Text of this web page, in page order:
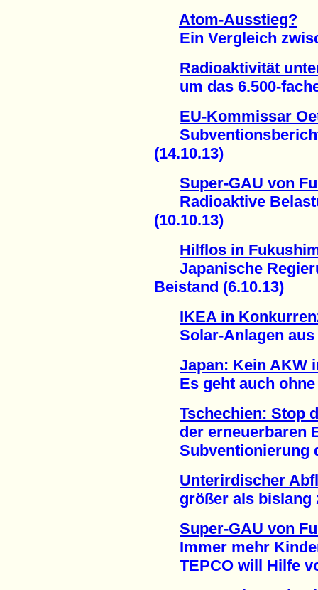
Atom-Ausstieg?
Ein Vergleich
Radioaktivität
um das 6.500-fache
EU-Kommissar
Subventionsbericht
(14.10.13)
Super-GAU von
Radioaktive
(10.10.13)
Hilflos in
Japanische
Beistand (6.10.13)
IKEA in
Solar-Anlagen aus
Japan: Kein AKW
Es geht auch ohne
Tschechien: Stop
der erneuerbaren
Subventionierung
Unterirdischer
größer als bislang
Super-GAU von
Immer mehr
TEPCO will Hilfe